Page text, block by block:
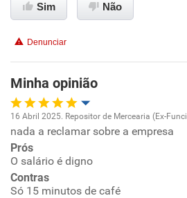
Benefícios
Não recomenda esta empresa
Não recomenda a diretoria
Sim Não
Denunciar
Minha opinião
Oportunidade de promoção
Ambiente de trabalho
16 Abril 2025. Repositor de Mercearia (Ex-
nada a reclamar sobre a empresa
Prós
O salário é digno
Contras
Só 15 minutos de café